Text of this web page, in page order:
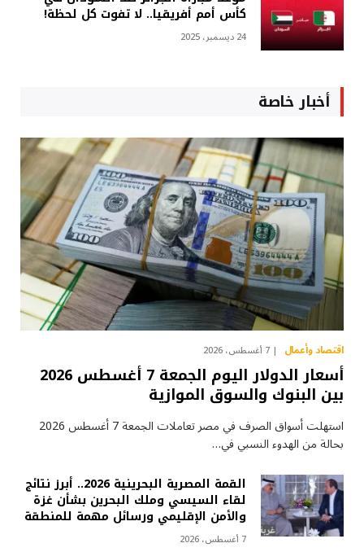
كأس أمم أفريقيا.. لا تفوت كل لحظة!
24 ديسمبر، 2025
أخبار خاصة
اقتصاد وأعمال 7 أغسطس، 2026
أسعار الدولار اليوم الجمعة 7 أغسطس 2026
بين البنوك والسوق الموازية
استهلت أسواق الصرف في مصر تعاملات الجمعة 7 أغسطس 2026
بحالة من الهدوء النسبي في…
القمة المصرية البحرينية 2026.. أبرز نتائج
لقاء السيسي وملك البحرين بشأن غزة
والأمن الإقليمي ورسائل مهمة للمنطقة
7 أغسطس، 2026